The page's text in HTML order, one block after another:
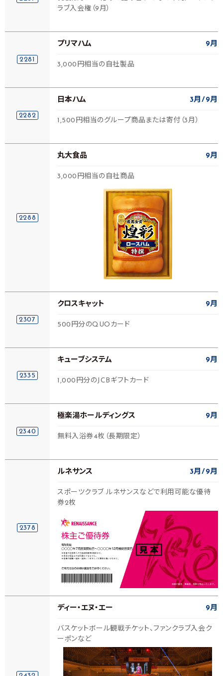
ラブ入会権（9月）
2281
プリマハム 9月
3,000円相当の自社製品
2282
日本ハム 3月 9月
1,500円相当のグループ商品または寄付（3月）
2288
丸大食品 9月
3,000円相当の自社商品
2307
クロスキャット 9月
500円分のQUOカード
2335
キューブシステム 9月
1,000円分のJCBギフトカード
2340
極楽湯ホールディングス 9月
無料入浴券4枚（長期限定）
2378
ルネサンス 3月 9月
スポーツクラブ ルネサンスなどで利用可能な優待
券2枚
ディー・エヌ・エー 9月
バスケットボール観戦チケット、ファンクラブ入会ク
ーポンなど